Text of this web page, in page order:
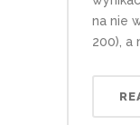
na nie
200), a